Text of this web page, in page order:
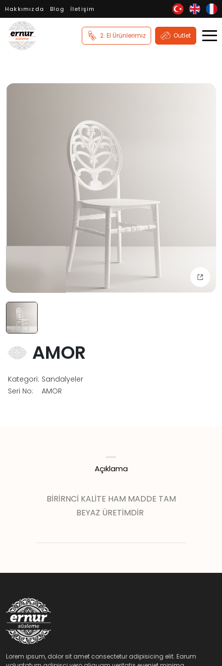
Hakkımızda Blog İletişim
2. El Ürünlerimiz Outlet
AMOR
Kategori: Sandalyeler
Seri No:
AMOR
Açıklama
BİRİRNCİ KALİTE HAM MADDE TAM
BEYAZ ÜRETİMDİR
Lorem ipsum, dolor sit amet consectetur adipisicing elit. Earum